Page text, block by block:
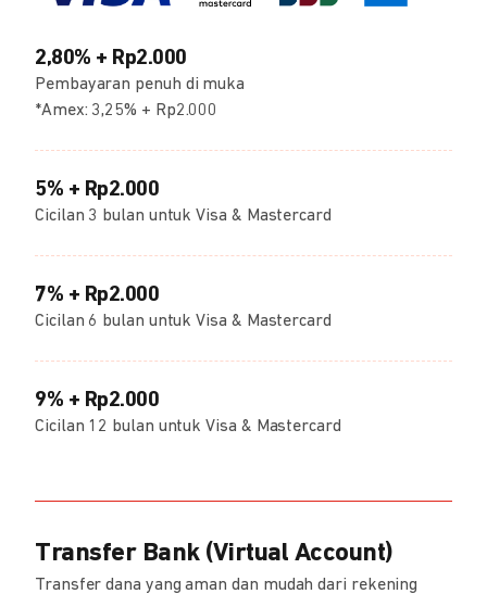
2,80% + Rp2.000
Pembayaran penuh di muka
*Amex: 3,25% + Rp2.000
5% + Rp2.000
Cicilan 3 bulan untuk Visa & Mastercard
7% + Rp2.000
Cicilan 6 bulan untuk Visa & Mastercard
9% + Rp2.000
Cicilan 12 bulan untuk Visa & Mastercard
Transfer Bank (Virtual Account)
Transfer dana yang aman dan mudah dari rekening